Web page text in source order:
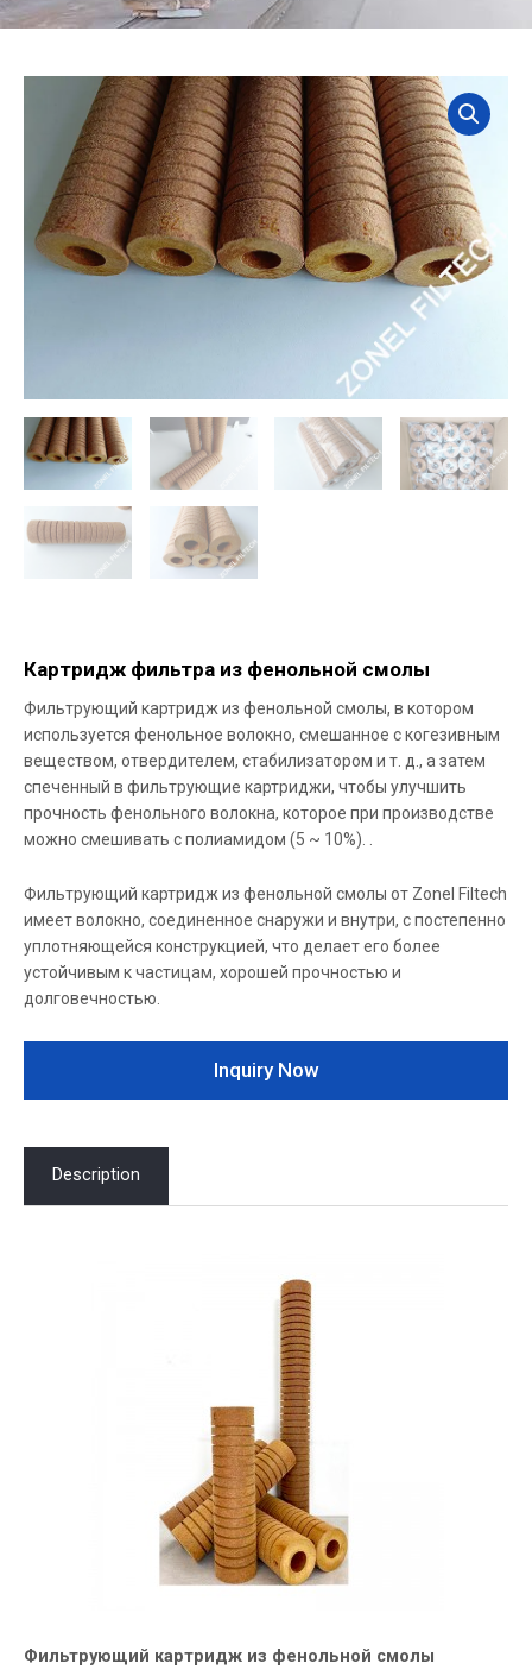
Картридж фильтра из фенольной смолы
Фильтрующий картридж из фенольной смолы, в котором
используется фенольное волокно, смешанное с когезивным
веществом, отвердителем, стабилизатором и т. д., а затем
спеченный в фильтрующие картриджи, чтобы улучшить
прочность фенольного волокна, которое при производстве
можно смешивать с полиамидом (5 ~ 10%). .
Фильтрующий картридж из фенольной смолы от Zonel Filtech
имеет волокно, соединенное снаружи и внутри, с постепенно
уплотняющейся конструкцией, что делает его более
устойчивым к частицам, хорошей прочностью и
долговечностью.
Inquiry Now
Description
Фильтрующий картридж из фенольной смолы